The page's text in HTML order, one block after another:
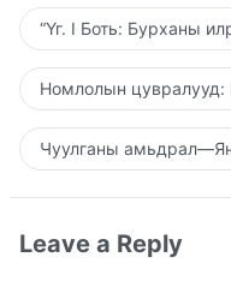
“Үг. I Боть: Бурханы
Номлолын цувралууд:
Чуулганы
Leave a Reply